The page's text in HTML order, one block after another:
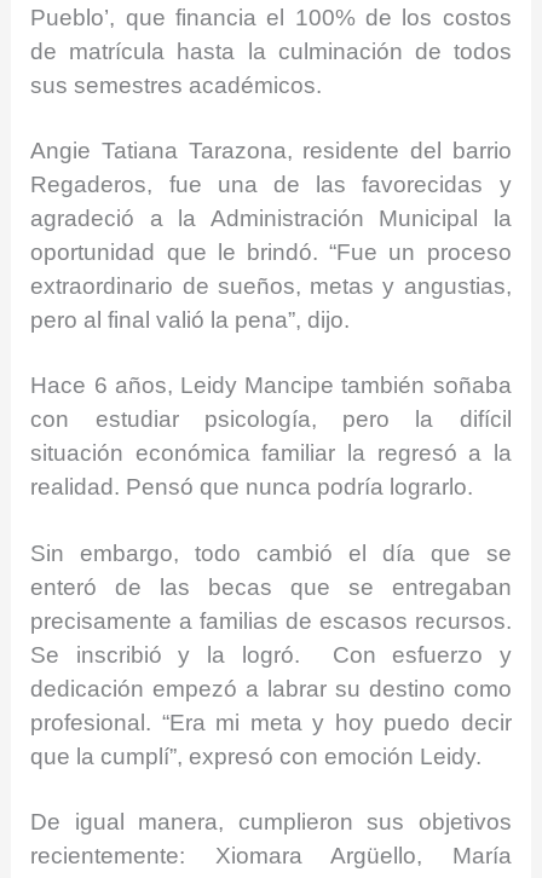
Pueblo’, que financia el 100% de los costos
de matrícula hasta la culminación de todos
sus semestres académicos.
Angie Tatiana Tarazona, residente del barrio
Regaderos, fue una de las favorecidas y
agradeció a la Administración Municipal la
oportunidad que le brindó. “Fue un proceso
extraordinario de sueños, metas y angustias,
pero al final valió la pena”, dijo.
Hace 6 años, Leidy Mancipe también soñaba
con estudiar psicología, pero la difícil
situación económica familiar la regresó a la
realidad. Pensó que nunca podría lograrlo.
Sin embargo, todo cambió el día que se
enteró de las becas que se entregaban
precisamente a familias de escasos recursos.
Se inscribió y la logró. Con esfuerzo y
dedicación empezó a labrar su destino como
profesional. “Era mi meta y hoy puedo decir
que la cumplí”, expresó con emoción Leidy.
De igual manera, cumplieron sus objetivos
recientemente: Xiomara Argüello, María